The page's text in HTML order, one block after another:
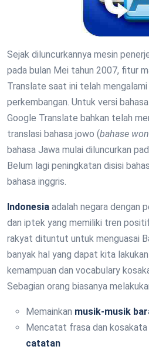
Sejak diluncurkannya mesin
pada bulan Mei tahun 2007, fitur
Translate saat ini telah
perkembangan. Untuk versi
Google Translate bahkan telah
translasi bahasa jowo (bahase
bahasa Jawa mulai diluncurkan
Belum lagi peningkatan disisi
bahasa inggris.
Indonesia adalah negara dengan
dan iptek yang memiliki tren
rakyat dituntut untuk menguasai
banyak hal yang dapat kita
kemampuan dan vocabulary
Sebagian orang biasanya
Memainkan musik-musik
Mencatat frasa dan kosakata
catatan